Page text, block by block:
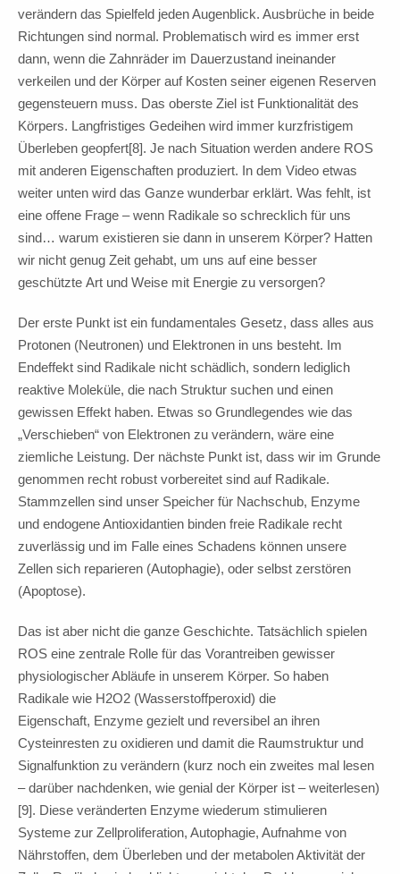
verändern das Spielfeld jeden Augenblick. Ausbrüche in beide
Richtungen sind normal. Problematisch wird es immer erst
dann, wenn die Zahnräder im Dauerzustand ineinander
verkeilen und der Körper auf Kosten seiner eigenen Reserven
gegensteuern muss. Das oberste Ziel ist Funktionalität des
Körpers. Langfristiges Gedeihen wird immer kurzfristigem
Überleben geopfert[8]. Je nach Situation werden andere ROS
mit anderen Eigenschaften produziert. In dem Video etwas
weiter unten wird das Ganze wunderbar erklärt. Was fehlt, ist
eine offene Frage – wenn Radikale so schrecklich für uns
sind… warum existieren sie dann in unserem Körper? Hatten
wir nicht genug Zeit gehabt, um uns auf eine besser
geschützte Art und Weise mit Energie zu versorgen?
Der erste Punkt ist ein fundamentales Gesetz, dass alles aus
Protonen (Neutronen) und Elektronen in uns besteht. Im
Endeffekt sind Radikale nicht schädlich, sondern lediglich
reaktive Moleküle, die nach Struktur suchen und einen
gewissen Effekt haben. Etwas so Grundlegendes wie das
„Verschieben“ von Elektronen zu verändern, wäre eine
ziemliche Leistung. Der nächste Punkt ist, dass wir im Grunde
genommen recht robust vorbereitet sind auf Radikale.
Stammzellen sind unser Speicher für Nachschub, Enzyme
und endogene Antioxidantien binden freie Radikale recht
zuverlässig und im Falle eines Schadens können unsere
Zellen sich reparieren (Autophagie), oder selbst zerstören
(Apoptose).
Das ist aber nicht die ganze Geschichte. Tatsächlich spielen
ROS eine zentrale Rolle für das Vorantreiben gewisser
physiologischer Abläufe in unserem Körper. So haben
Radikale wie H2O2 (Wasserstoffperoxid) die
Eigenschaft, Enzyme gezielt und reversibel an ihren
Cysteinresten zu oxidieren und damit die Raumstruktur und
Signalfunktion zu verändern (kurz noch ein zweites mal lesen
– darüber nachdenken, wie genial der Körper ist – weiterlesen)
[9]. Diese veränderten Enzyme wiederum stimulieren
Systeme zur Zellproliferation, Autophagie, Aufnahme von
Nährstoffen, dem Überleben und der metabolen Aktivität der